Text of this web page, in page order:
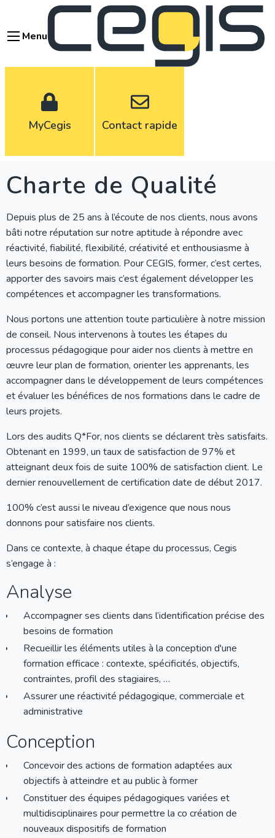
contenuMenu
MyCegis Contact rapide
Charte de Qualité
Depuis plus de 25 ans à l’écoute de nos clients, nous avons
bâti notre réputation sur notre aptitude à répondre avec
réactivité, fiabilité, flexibilité, créativité et enthousiasme à
leurs besoins de formation. Pour CEGIS, former, c’est certes,
apporter des savoirs mais c’est également développer les
compétences et accompagner les transformations.
Nous portons une attention toute particulière à notre mission
de conseil. Nous intervenons à toutes les étapes du
processus pédagogique pour aider nos clients à mettre en
œuvre leur plan de formation, orienter les apprenants, les
accompagner dans le développement de leurs compétences
et évaluer les bénéfices de nos formations dans le cadre de
leurs projets.
Lors des audits Q*For, nos clients se déclarent très satisfaits.
Obtenant en 1999, un taux de satisfaction de 97% et
atteignant deux fois de suite 100% de satisfaction client. Le
dernier renouvellement de certification date de début 2017.
100% c’est aussi le niveau d’exigence que nous nous
donnons pour satisfaire nos clients.
Dans ce contexte, à chaque étape du processus, Cegis
s’engage à :
Analyse
Accompagner ses clients dans l’identification précise des
besoins de formation
Recueillir les éléments utiles à la conception d'une
formation efficace : contexte, spécificités, objectifs,
contraintes, profil des stagiaires, …
Assurer une réactivité pédagogique, commerciale et
administrative
Conception
Concevoir des actions de formation adaptées aux
objectifs à atteindre et au public à former
Constituer des équipes pédagogiques variées et
multidisciplinaires pour permettre la co création de
nouveaux dispositifs de formation